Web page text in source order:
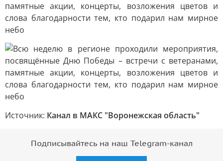
Источник: Канал в МАКС "Воронежская область"
Подписывайтесь на наш Telegram-канал